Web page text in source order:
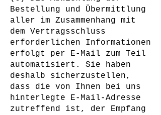
Bestellung und Übermittlung
aller im Zusammenhang mit
dem Vertragsschluss
erforderlichen Informationen
erfolgt per E-Mail zum Teil
automatisiert. Sie haben
deshalb sicherzustellen,
dass die von Ihnen bei uns
hinterlegte E-Mail-Adresse
zutreffend ist, der Empfang